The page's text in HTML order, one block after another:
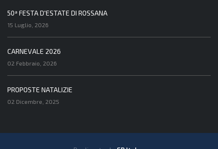
50ª FESTA D'ESTATE DI ROSSANA
15 Luglio, 2026
CARNEVALE 2026
02 Febbraio, 2026
PROPOSTE NATALIZIE
02 Dicembre, 2025